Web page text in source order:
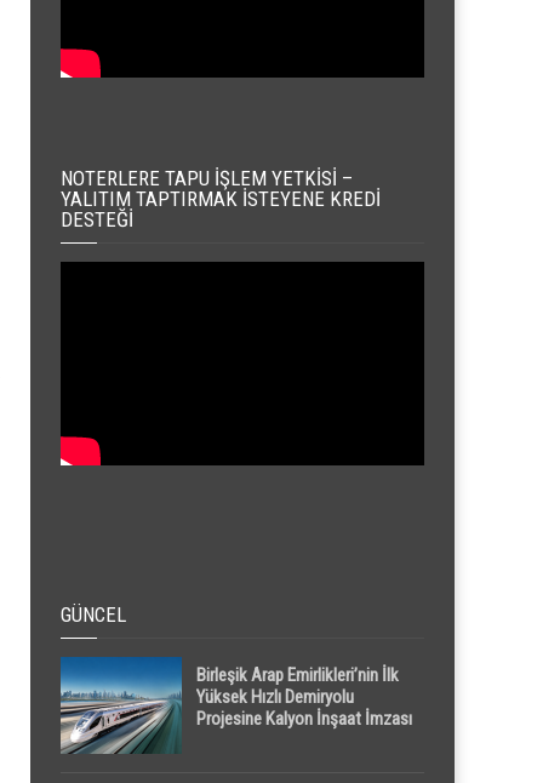
NOTERLERE TAPU İŞLEM YETKISI –
YALITIM TAPTIRMAK İSTEYENE KREDI
DESTEĞI
GÜNCEL
Birleşik Arap Emirlikleri’nin İlk
Yüksek Hızlı Demiryolu
Projesine Kalyon İnşaat İmzası